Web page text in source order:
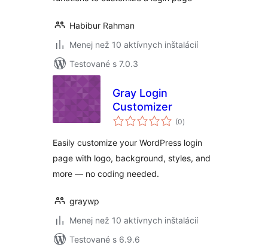
Habibur Rahman
Menej než 10 aktívnych inštalácií
Testované s 7.0.3
Gray Login
Customizer
(0celkové
hodnotenie
)
Easily customize your WordPress login
page with logo, background, styles, and
more — no coding needed.
graywp
Menej než 10 aktívnych inštalácií
Testované s 6.9.6